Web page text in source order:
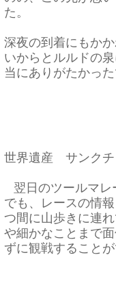
た。
深夜の到着にもかか
いからとルルドの
当にありがたかった
世界遺産 サンク
翌日のツールマ
でも、 レースの情
つ間に山歩きに連
や細かなこ とまで
ずに観戦することが